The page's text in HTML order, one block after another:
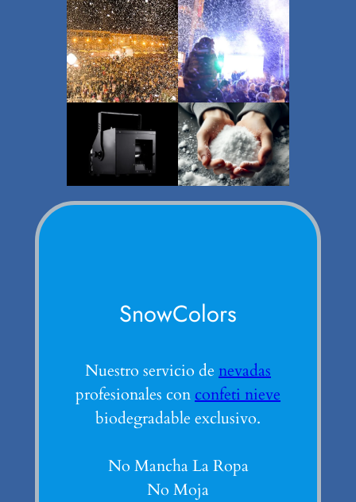
SnowColors
Nuestro servicio de nevadas
profesionales con confeti nieve
biodegradable exclusivo.
No Mancha La Ropa
No Moja